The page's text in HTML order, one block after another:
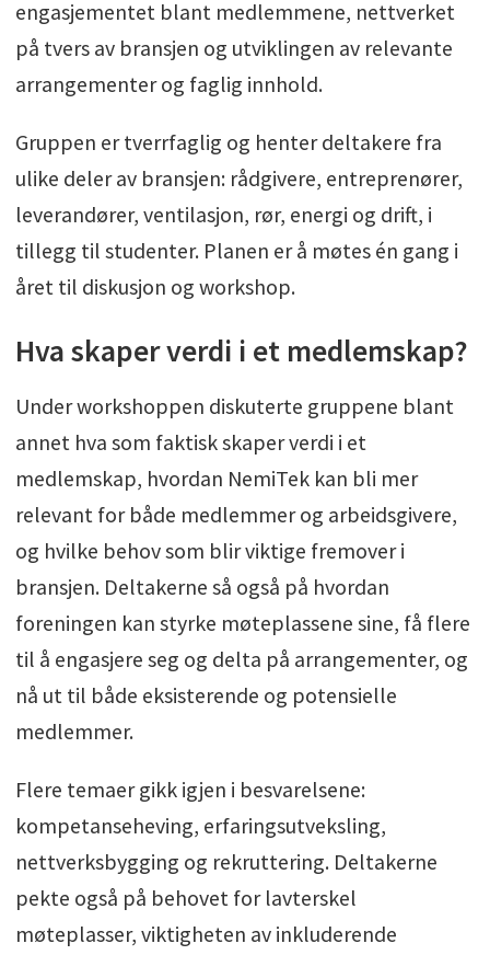
engasjementet blant medlemmene, nettverket
på tvers av bransjen og utviklingen av relevante
arrangementer og faglig innhold.
Gruppen er tverrfaglig og henter deltakere fra
ulike deler av bransjen: rådgivere, entreprenører,
leverandører, ventilasjon, rør, energi og drift, i
tillegg til studenter. Planen er å møtes én gang i
året til diskusjon og workshop.
Hva skaper verdi i et medlemskap?
Under workshoppen diskuterte gruppene blant
annet hva som faktisk skaper verdi i et
medlemskap, hvordan NemiTek kan bli mer
relevant for både medlemmer og arbeidsgivere,
og hvilke behov som blir viktige fremover i
bransjen. Deltakerne så også på hvordan
foreningen kan styrke møteplassene sine, få flere
til å engasjere seg og delta på arrangementer, og
nå ut til både eksisterende og potensielle
medlemmer.
Flere temaer gikk igjen i besvarelsene:
kompetanseheving, erfaringsutveksling,
nettverksbygging og rekruttering. Deltakerne
pekte også på behovet for lavterskel
møteplasser, viktigheten av inkluderende